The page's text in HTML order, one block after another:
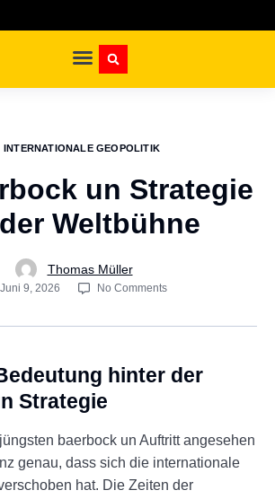
INTERNATIONALE GEOPOLITIK
un Strategie
Weltbühne
Thomas Müller
Juni 9, 2026 No Comments
hinter der
Strategie
baerbock un Auftritt angesehen
genau, dass sich die internationale
hat. Die Zeiten der